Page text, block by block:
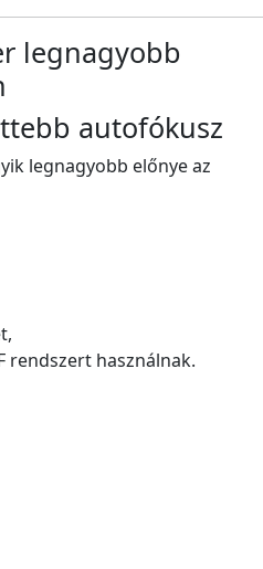
legnagyobb
autofókusz
legnagyobb előnye az
rendszert használnak.